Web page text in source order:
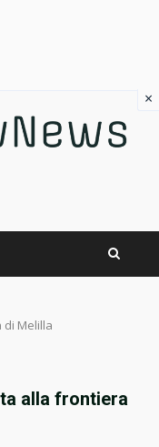
di Melilla
alla frontiera
×